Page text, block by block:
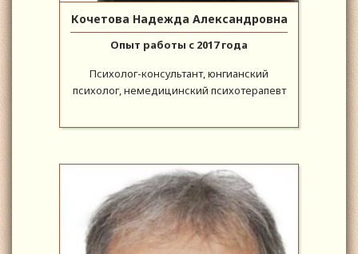
Кочетова Надежда Александровна
Опыт работы с 2017 года
Психолог-консультант, юнгианский
психолог, немедицинский психотерапевт